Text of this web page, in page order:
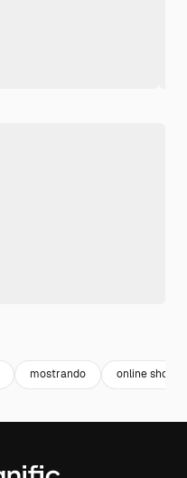
mostrando online